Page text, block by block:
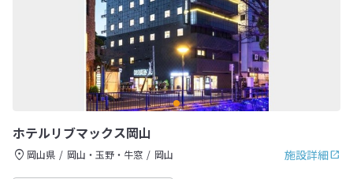
ホテルリブマックス岡山
施設詳細
岡山県 岡山・玉野・牛窓 岡山